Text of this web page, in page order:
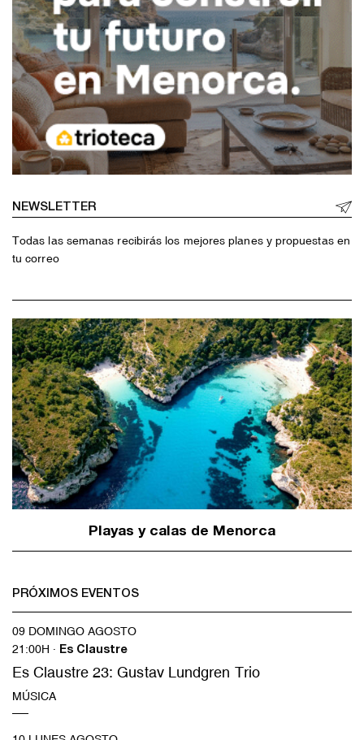
NEWSLETTER
Todas las semanas recibirás los mejores planes y propuestas en
tu correo
Playas y calas de Menorca
PRÓXIMOS EVENTOS
09 DOMINGO AGOSTO
21:00H · Es Claustre
Es Claustre 23: Gustav Lundgren Trio
MÚSICA